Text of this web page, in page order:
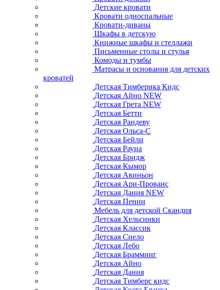
Детские кровати
Кровати односпальные
Кровати-диваны
Шкафы в детскую
Книжные шкафы и стеллажи
Письменные столы и стулья
Комоды и тумбы
Матрасы и основания для детских
кроватей
Детская Тимберика Кидс
Детская Айно NEW
Детская Грета NEW
Детская Бетти
Детская Рандеву
Детская Ольса-С
Детская Бейли
Детская Рауна
Детская Бридж
Детская Кымор
Детская Авиньон
Детская Ари-Прованс
Детская Дания NEW
Детская Пенни
Мебель для детской Скандия
Детская Хельсинки
Детская Классик
Детская Сиело
Детская Лебо
Детская Брамминг
Детская Айно
Детская Дания
Детская Тимберс кидс